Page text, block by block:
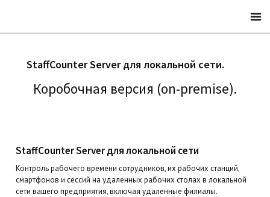
StaffCounter Server для локальной сети.
Коробочная версия (on-premise).
StaffCounter Server для локальной сети
Контроль рабочего времени сотрудников, их рабочих станций,
смартфонов и сессий на удаленных рабочих столах в локальной
сети вашего предприятия, включая удаленные филиалы.